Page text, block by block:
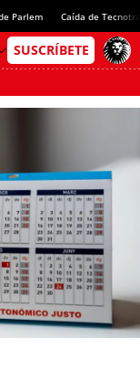
Parlem Caída de